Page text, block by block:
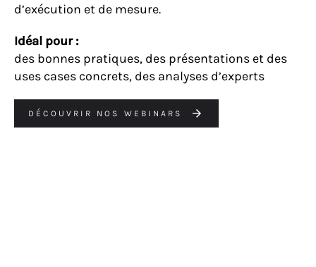
d’exécution et de mesure.
Idéal pour :
des bonnes pratiques, des présentations et des
uses cases concrets, des analyses d’experts
DÉCOUVRIR NOS WEBINARS